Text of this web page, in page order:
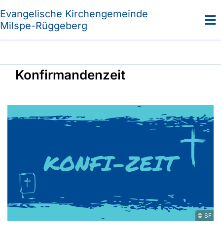
Evangelische Kirchengemeinde
Milspe-Rüggeberg
Konfirmandenzeit
© SF